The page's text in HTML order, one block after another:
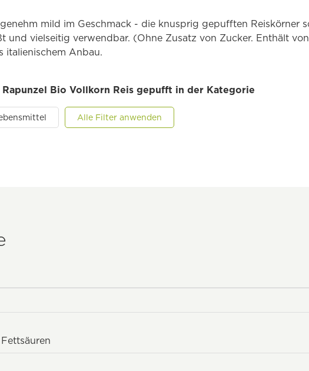
mild im Geschmack - die knusprig gepufften Reiskörner
und vielseitig verwendbar. (Ohne Zusatz von Zucker. Enthält
italienischem Anbau.
Bio Vollkorn Reis gepufft in der Kategorie
Alle Filter anwenden